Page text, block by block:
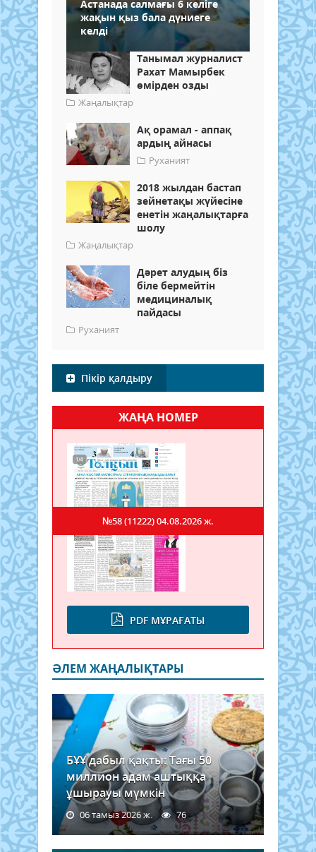
Астанада салмағы 6 келіге
жақын қыз бала дүниеге
келді
Танымал журналист
Рахат Мамырбек
өмірден озды
Жаңалықтар
Ақ орамал - аппақ
ардың айнасы
Руханият
2018 жылдан бастап
зейнетақы жүйесіне
енетін жаңалықтарға
шолу
Жаңалықтар
Дәрет алудың біз
біле бермейтін
медициналық
пайдасы
Руханият
Пікір қалдыру
ЖАҢА НОМЕР
PDF МҰРАҒАТЫ
№58 (11222)04.08.2026 ж.
ӘЛЕМ ЖАҢАЛЫҚТАРЫ
БҰҰ дабыл қақты: Тағы 50
миллион адам аштыққа
ұшырауы мүмкін
06 тамыз 2026 ж. 76